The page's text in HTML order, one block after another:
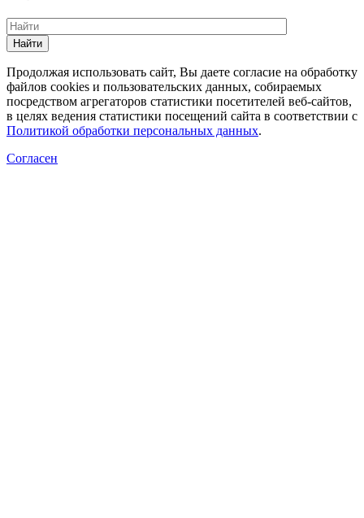
Найти
Продолжая использовать сайт, Вы даете согласие на обработку
файлов cookies и пользовательских данных, собираемых
посредством агрегаторов статистики посетителей веб-сайтов,
в целях ведения статистики посещений сайта в соответствии с
Политикой обработки персональных данных.
Согласен